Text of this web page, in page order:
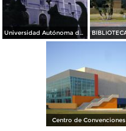
Universidad Autónoma de Hidalgo. Pachuca de Soto, Hidalgo
Centro de Convenciones